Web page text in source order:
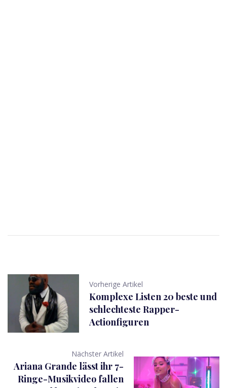
Vorherige Artikel
Komplexe Listen 20 beste und
schlechteste Rapper-
Actionfiguren
Nächster Artikel
Ariana Grande lässt ihr 7-
Ringe-Musikvideo fallen